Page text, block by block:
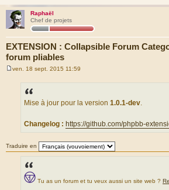
Raphaël
Chef de projets
EXTENSION : Collapsible Forum
forum pliables
ven. 18 sept. 2015 11:59
Mise à jour pour la version 1.0.1-dev.
Changelog : https://github.com/phpbb-
Traduire en
Tu as un forum et tu veux aussi un site web ?